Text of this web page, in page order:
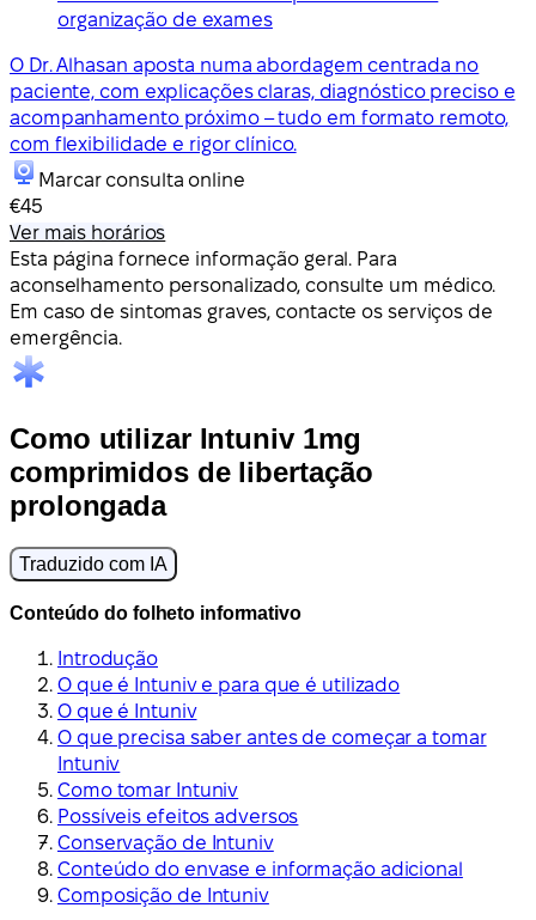
organização de exames
O Dr. Alhasan aposta numa abordagem centrada no
paciente, com explicações claras, diagnóstico preciso e
acompanhamento próximo – tudo em formato remoto,
com flexibilidade e rigor clínico.
Marcar consulta online
€45
Ver mais horários
Esta página fornece informação geral. Para
aconselhamento personalizado, consulte um médico.
Em caso de sintomas graves, contacte os serviços de
emergência.
Como utilizar Intuniv 1mg
comprimidos de libertação
prolongada
Traduzido com IA
Conteúdo do folheto informativo
Introdução
O que é Intuniv e para que é utilizado
O que é Intuniv
O que precisa saber antes de começar a tomar
Intuniv
Como tomar Intuniv
Possíveis efeitos adversos
Conservação de Intuniv
Conteúdo do envase e informação adicional
Composição de Intuniv